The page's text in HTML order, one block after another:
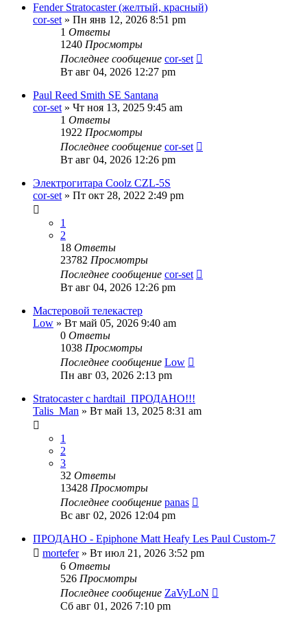
Fender Stratocaster (желтый, красный)
cor-set » Пн янв 12, 2026 8:51 pm
1 Ответы
1240 Просмотры
Последнее сообщение cor-set
Вт авг 04, 2026 12:27 pm
Paul Reed Smith SE Santana
cor-set » Чт ноя 13, 2025 9:45 am
1 Ответы
1922 Просмотры
Последнее сообщение cor-set
Вт авг 04, 2026 12:26 pm
Электрогитара Coolz CZL-5S
cor-set » Пт окт 28, 2022 2:49 pm
1
2
18 Ответы
23782 Просмотры
Последнее сообщение cor-set
Вт авг 04, 2026 12:26 pm
Мастеровой телекастер
Low » Вт май 05, 2026 9:40 am
0 Ответы
1038 Просмотры
Последнее сообщение Low
Пн авг 03, 2026 2:13 pm
Stratocaster с hardtail_ПРОДАНО!!!
Talis_Man » Вт май 13, 2025 8:31 am
1
2
3
32 Ответы
13428 Просмотры
Последнее сообщение panas
Вс авг 02, 2026 12:04 pm
ПРОДАНО - Epiphone Matt Heafy Les Paul Custom-7
mortefer» Вт июл 21, 2026 3:52 pm
6 Ответы
526 Просмотры
Последнее сообщение ZaVyLoN
Сб авг 01, 2026 7:10 pm